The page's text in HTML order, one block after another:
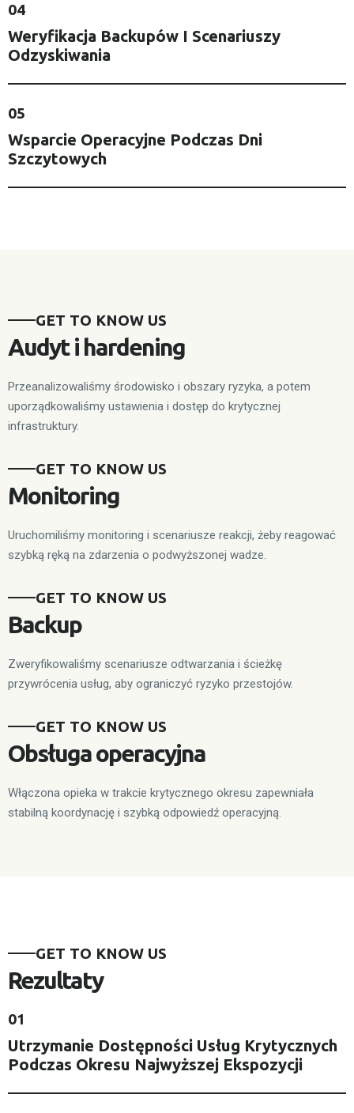
04
Weryfikacja Backupów I Scenariuszy
Odzyskiwania
05
Wsparcie Operacyjne Podczas Dni
Szczytowych
GET TO KNOW US
Audyt i hardening
Przeanalizowaliśmy środowisko i obszary ryzyka, a potem
uporządkowaliśmy ustawienia i dostęp do krytycznej
infrastruktury.
GET TO KNOW US
Monitoring
Uruchomiliśmy monitoring i scenariusze reakcji, żeby reagować
szybką ręką na zdarzenia o podwyższonej wadze.
GET TO KNOW US
Backup
Zweryfikowaliśmy scenariusze odtwarzania i ścieżkę
przywrócenia usług, aby ograniczyć ryzyko przestojów.
GET TO KNOW US
Obsługa operacyjna
Włączona opieka w trakcie krytycznego okresu zapewniała
stabilną koordynację i szybką odpowiedź operacyjną.
GET TO KNOW US
Rezultaty
01
Utrzymanie Dostępności Usług Krytycznych
Podczas Okresu Najwyższej Ekspozycji